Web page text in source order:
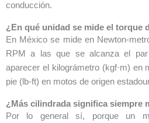
conducción.
¿En qué unidad se mide el torque
En México se mide en Newton-
RPM a las que se alcanza el par
aparecer el kilográmetro (kgf·m) en
pie (lb-ft) en motos de origen
¿Más cilindrada significa siempre
Por lo general sí, porque un